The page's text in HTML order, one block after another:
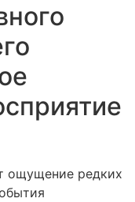
ощущение редких